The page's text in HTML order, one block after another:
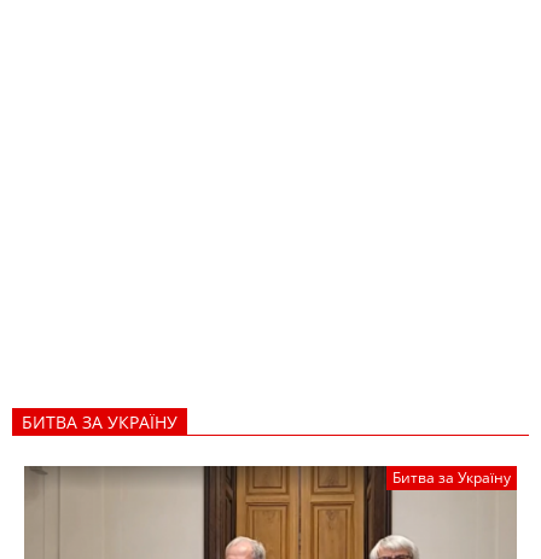
БИТВА ЗА УКРАЇНУ
Битва за Україну